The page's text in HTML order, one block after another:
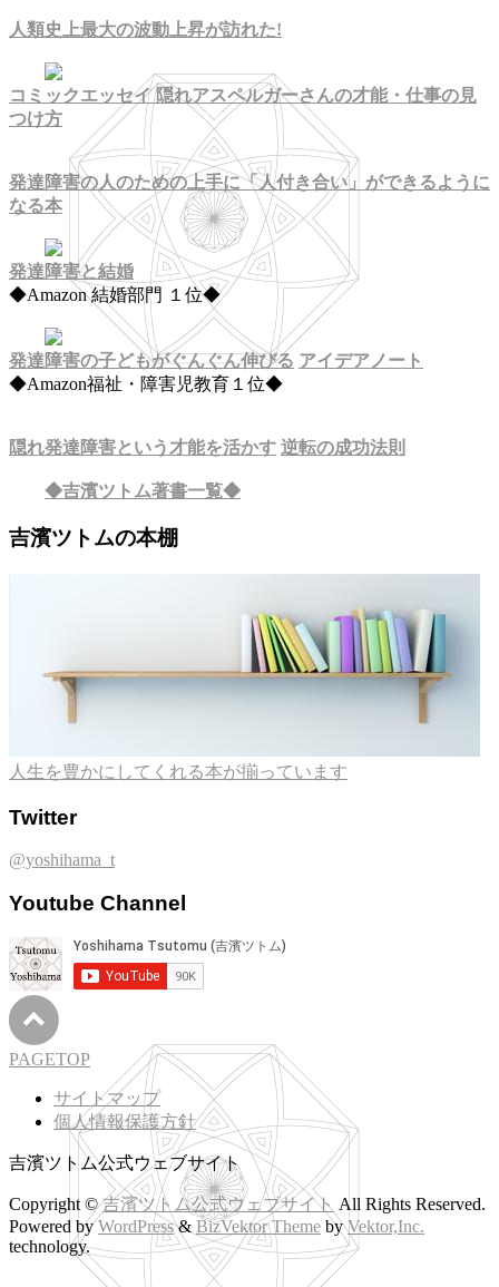
人類史上最大の波動上昇が訪れた!
コミックエッセイ 隠れアスペルガーさんの才能・仕事の見
つけ方
発達障害の人のための上手に「人付き合い」ができるように
なる本
発達障害と結婚
◆Amazon 結婚部門 １位◆
発達障害の子どもがぐんぐん伸びる アイデアノート
◆Amazon福祉・障害児教育１位◆
隠れ発達障害という才能を活かす 逆転の成功法則
◆吉濱ツトム著書一覧◆
吉濱ツトムの本棚
人生を豊かにしてくれる本が揃っています
Twitter
@yoshihama_t
Youtube Channel
PAGETOP
サイトマップ
個人情報保護方針
吉濱ツトム公式ウェブサイト
Copyright ©吉濱ツトム公式ウェブサイト All Rights Reserved.
Powered byWordPress& BizVektor Theme byVektor,Inc.
technology.